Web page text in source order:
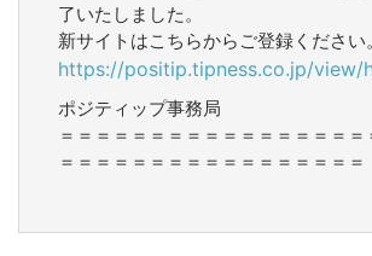
了いたしました。
新サイトはこちらからご登録ください。
https://positip.tipness.co.jp/view/
ポジティップ事務局
＝＝＝＝＝＝＝＝＝＝＝＝＝＝＝＝＝
＝＝＝＝＝＝＝＝＝＝＝＝＝＝＝＝＝